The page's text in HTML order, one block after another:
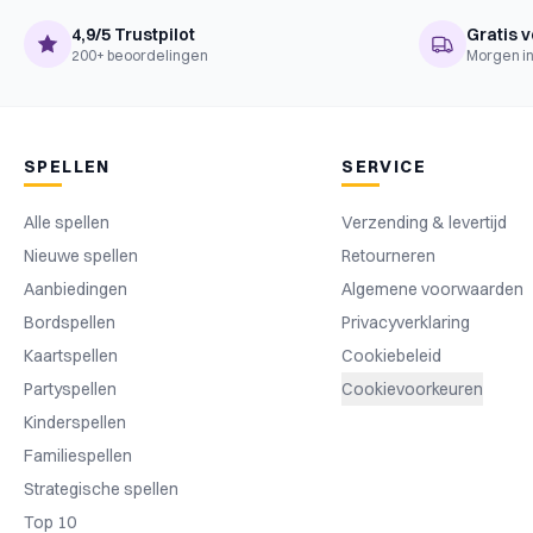
4,9/5 Trustpilot
200+ beoordelingen
Gratis
Morgen
SPELLEN
Alle spellen
Nieuwe spellen
Aanbiedingen
Bordspellen
Kaartspellen
Partyspellen
Kinderspellen
Familiespellen
Strategische spellen
Top 10
SERVICE
Verzending & levertijd
Retourneren
Algemene voorwaarden
Privacyverklaring
Cookiebeleid
Cookievoorkeuren